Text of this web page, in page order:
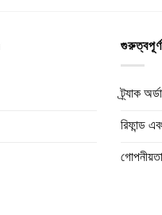
ট্র্যাক
রিফান্ড